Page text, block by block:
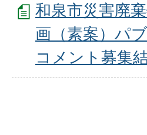
和泉市災害廃
画（素案）パ
コメント募集